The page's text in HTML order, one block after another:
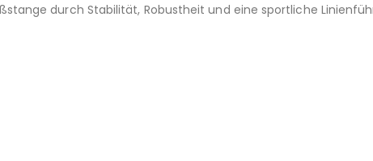
durch Stabilität, Robustheit und eine sportliche